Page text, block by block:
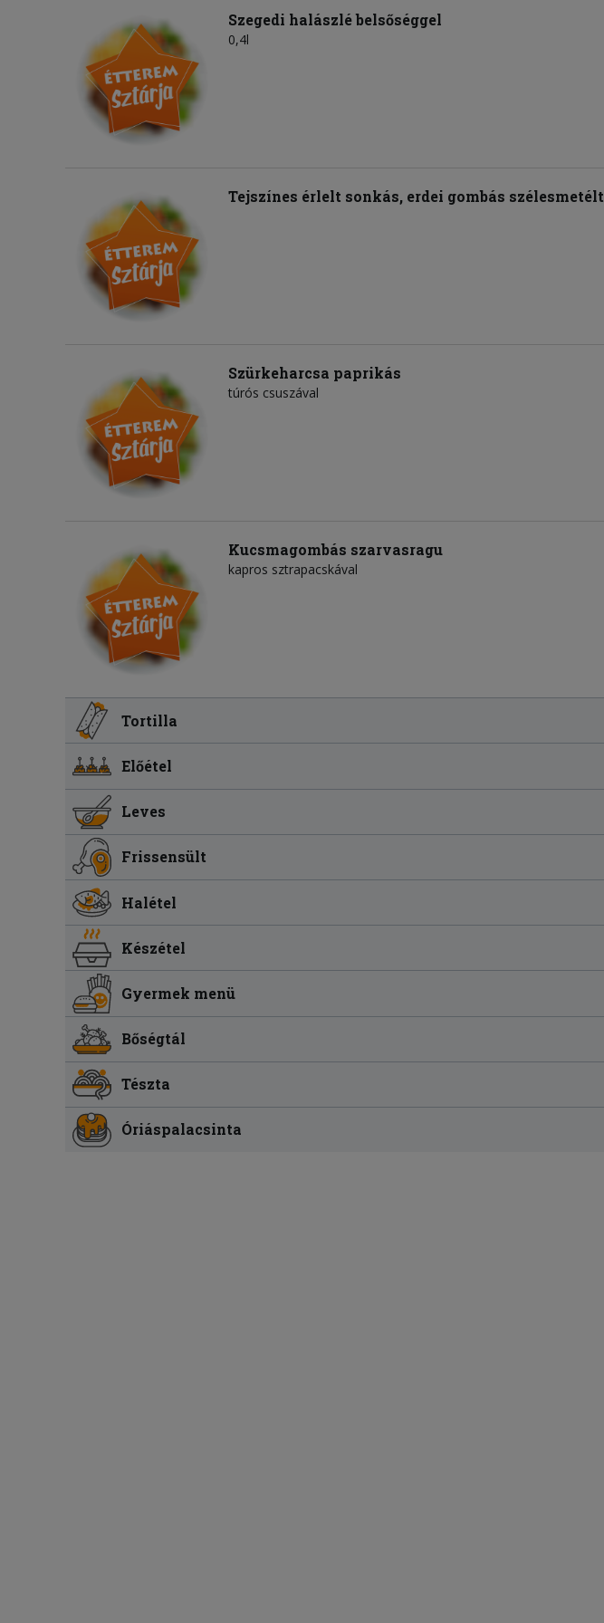
Szegedi halászlé belsőséggel
0,4l
Tejszínes érlelt sonkás, erdei gombás szélesmetélt
Szürkeharcsa paprikás
túrós csuszával
Kucsmagombás szarvasragu
kapros sztrapacskával
Tortilla
Előétel
Leves
Frissensült
Halétel
Készétel
Gyermek menü
Bőségtál
Tészta
Óriáspalacsinta